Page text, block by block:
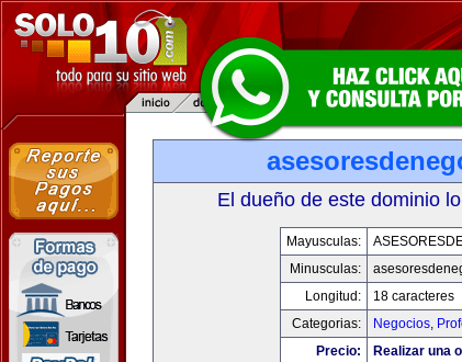
El dueño de este dominio
Mayusculas:
Minusculas:
Longitud:
18 caracteres
Categorias:
Negocios,
Precio:
Realizar una